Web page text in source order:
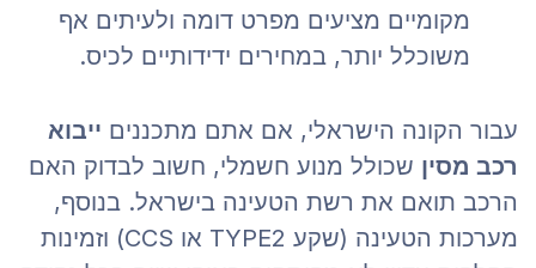
מקומיים מציעים מפרט דומה ולעיתים אף
משוכלל יותר, במחירים ידידותיים לכיס.
עבור הקונה הישראלי, אם אתם מתכנניםייבוא
רכב מסיןשכולל מנוע חשמלי, חשוב לבדוק האם
הרכב תואם את רשת הטעינה בישראל. בנוסף,
מערכות הטעינה (שקע TYPE2 או CCS) וזמינות